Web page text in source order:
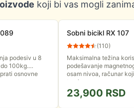
koji bi vas mogli
podesiv u 8
100kg.
osnovne
Sobni bicikl RX 107
(110)
Maksimalna težina
podešavanje
osam nivoa, računar
treninga...
23,900 RSD